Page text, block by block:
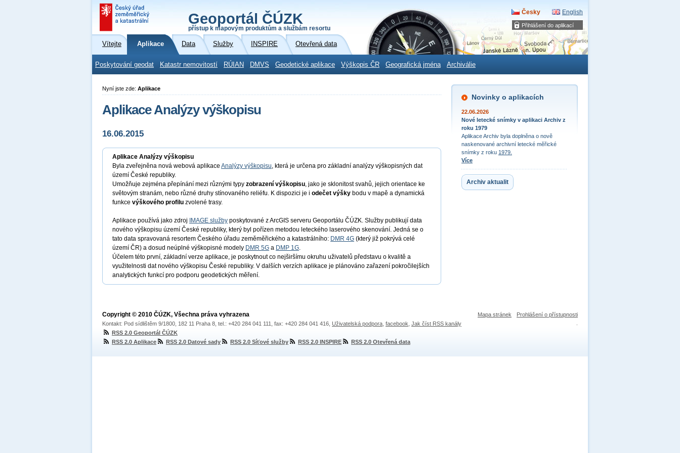
Přihlášení do aplikací
Geoportál ČÚZK
přístup k mapovým produktům a službám resortu
Česky English
Vítejte Aplikace Data Služby INSPIRE Otevřená data
Poskytování geodat Katastr nemovitostí RÚIAN DMVS Geodetické aplikace Výškopis ČR Geografická jména Archiválie
Novinky o aplikacích
22.06.2026
Nové letecké snímky v aplikaci Archiv z
roku 1979
Aplikace Archiv byla doplněna o nově
naskenované archivní letecké měřické
snímky z roku 1979.
Více
Archiv aktualit
Nyní jste zde: Aplikace
Aplikace Analýzy výškopisu
16.06.2015
Aplikace Analýzy výškopisu
Byla zveřejněna nová webová aplikace Analýzy výškopisu, která je určena pro základní analýzy výškopisných dat
území České republiky.
Umožňuje zejména přepínání mezi různými typy zobrazení výškopisu, jako je sklonitost svahů, jejich orientace ke
světovým stranám, nebo různé druhy stínovaného reliéfu. K dispozici je i odečet výšky bodu v mapě a dynamická
funkce výškového profilu zvolené trasy.
Aplikace používá jako zdroj IMAGE služby poskytované z ArcGIS serveru Geoportálu ČÚZK. Služby publikují data
nového výškopisu území České republiky, který byl pořízen metodou leteckého laserového skenování. Jedná se o
tato data spravovaná resortem Českého úřadu zeměměřického a katastrálního: DMR 4G (který již pokrývá celé
území ČR) a dosud neúplné výškopisné modely DMR 5G a DMP 1G.
Účelem této první, základní verze aplikace, je poskytnout co nejširšímu okruhu uživatelů představu o kvalitě a
využitelnosti dat nového výškopisu České republiky. V dalších verzích aplikace je plánováno zařazení pokročilejších
analytických funkcí pro podporu geodetických měření.
Mapa stránek Prohlášení o přístupnosti
Copyright © 2010 ČÚZK, Všechna práva vyhrazena
Kontakt: Pod sídlištěm 9/1800, 182 11 Praha 8, tel.: +420 284 041 111, fax: +420 284 041 416, Uživatelská podpora facebook Jak číst RSS kanály
RSS 2.0 Geoportál ČÚZK
RSS 2.0 Aplikace
RSS 2.0 Datové sady RSS 2.0 Síťové služby RSS 2.0 INSPIRE RSS 2.0 Otevřená data